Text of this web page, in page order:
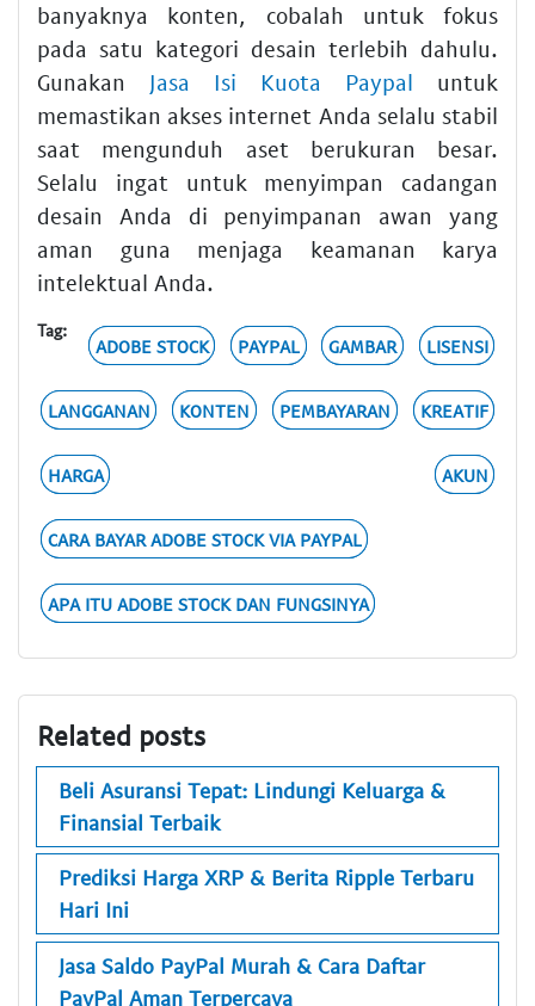
banyaknya konten, cobalah untuk fokus
pada satu kategori desain terlebih dahulu.
Gunakan Jasa Isi Kuota Paypal untuk
memastikan akses internet Anda selalu stabil
saat mengunduh aset berukuran besar.
Selalu ingat untuk menyimpan cadangan
desain Anda di penyimpanan awan yang
aman guna menjaga keamanan karya
intelektual Anda.
Tag:
ADOBE STOCK PAYPAL GAMBAR LISENSI
LANGGANAN KONTEN PEMBAYARAN KREATIF
HARGA AKUN
CARA BAYAR ADOBE STOCK VIA PAYPAL
APA ITU ADOBE STOCK DAN FUNGSINYA
Related posts
Beli Asuransi Tepat: Lindungi Keluarga &
Finansial Terbaik
Prediksi Harga XRP & Berita Ripple Terbaru
Hari Ini
Jasa Saldo PayPal Murah & Cara Daftar
PayPal Aman Terpercaya